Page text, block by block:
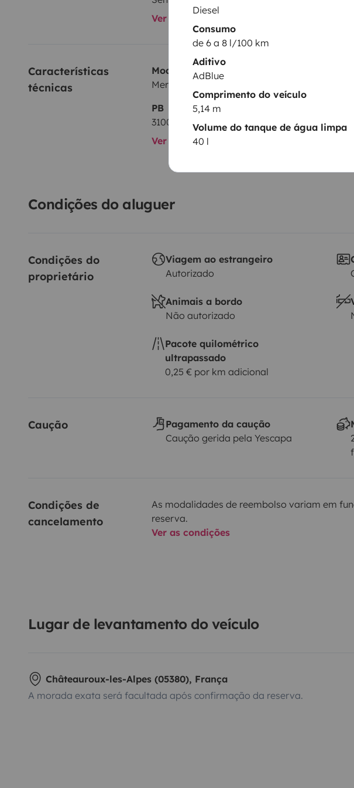
Diesel
Consumo
de 6 a 8 l/100 km
Aditivo
AdBlue
Comprimento do veículo
5,14 m
Volume do tanque de água limpa
40 l
Ver todos os equipamentos
Características
técnicas
Modelo
Mercedes Marco Polo
PB
3100 kg
Ver todas as características
Condições do aluguer
Condições do
proprietário
Viagem ao estrangeiro
Autorizado
Animais a bordo
Não autorizado
Pacote quilométrico
ultrapassado
0,25 € por km adicional
Caução
Pagamento da caução
Caução gerida pela Yescapa
Condições de
cancelamento
As modalidades de reembolso variam em
reserva.
Ver as condições
Lugar de levantamento do veículo
Châteauroux-les-Alpes (05380), França
A morada exata será facultada após confirmação da reserva.